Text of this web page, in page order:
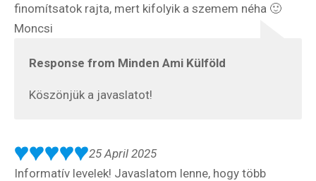
finomítsatok rajta, mert kifolyik a szemem néha 🙂
Moncsi
Response from Minden Ami Külföld
Köszönjük a javaslatot!
25 April 2025
Informatív levelek! Javaslatom lenne, hogy több